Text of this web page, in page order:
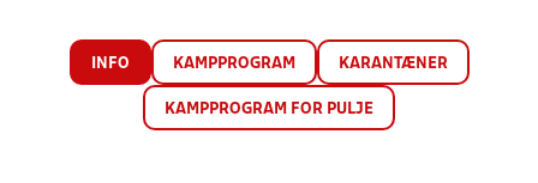
INFO KAMPPROGRAM KARANTÆNER
KAMPPROGRAM FOR PULJE